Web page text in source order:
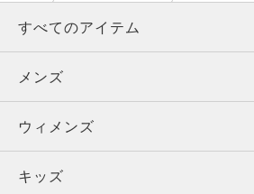
すべてのアイテム
メンズ
ウィメンズ
キッズ
メンズ
トップス
ボトムス
ウィメンズ
トップス
キッズ